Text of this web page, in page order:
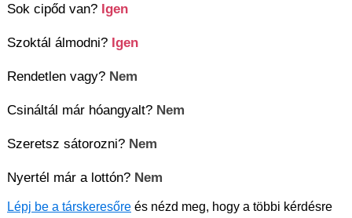
Sok cipőd van? Igen
Szoktál álmodni? Igen
Rendetlen vagy? Nem
Csináltál már hóangyalt? Nem
Szeretsz sátorozni? Nem
Nyertél már a lottón? Nem
Lépj be a társkeresőre és nézd meg, hogy a többi kérdésre